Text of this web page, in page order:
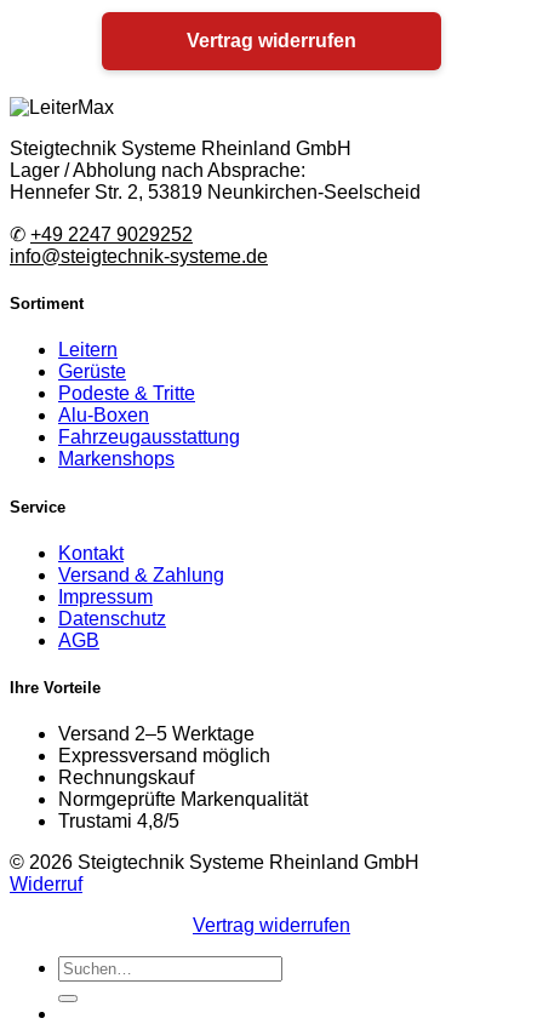
Vertrag widerrufen
Steigtechnik Systeme Rheinland GmbH
Lager / Abholung nach Absprache:
Hennefer Str. 2, 53819 Neunkirchen-Seelscheid
✆ +49 2247 9029252
info@steigtechnik-systeme.de
Sortiment
Leitern
Gerüste
Podeste & Tritte
Alu-Boxen
Fahrzeugausstattung
Markenshops
Service
Kontakt
Versand & Zahlung
Impressum
Datenschutz
AGB
Ihre Vorteile
Versand 2–5 Werktage
Expressversand möglich
Rechnungskauf
Normgeprüfte Markenqualität
Trustami 4,8/5
© 2026 Steigtechnik Systeme Rheinland GmbH
Widerruf
Vertrag widerrufen
Suchen
nach: